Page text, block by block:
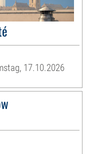
17.10.2026